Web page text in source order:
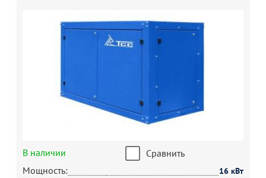
В наличии
Сравнить
Мощность:
16 кВт